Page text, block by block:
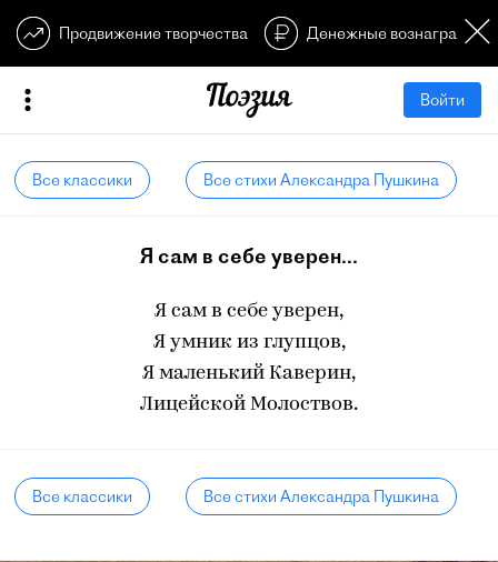
Продвижение творчества Денежные
Войти
Все классики Все стихи Александра Пушкина
Я сам в себе уверен...
Я сам в себе уверен,
Я умник из глупцов,
Я маленький Каверин,
Лицейской Молоствов.
Все классики Все стихи Александра Пушкина